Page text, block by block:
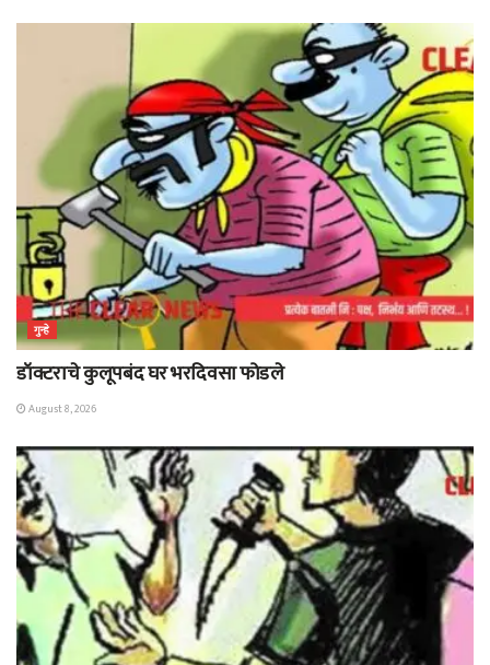
गुन्हे
डॉक्टराचे कुलूपबंद घर भरदिवसा फोडले
August 8, 2026